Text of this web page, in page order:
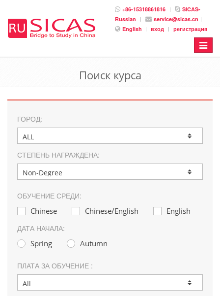
+86-15318861816
SICAS-
Russian
service@sicas.cn
English
вход регистрация
Toggle
Поиск курса
ГОРОД:
СТЕПЕНЬ НАГРАЖДЕНА:
ОБУЧЕНИЕ СРЕДИ:
Chinese
Chinese/English
English
ДАТА НАЧАЛА:
Spring
Autumn
ПЛАТА ЗА ОБУЧЕНИЕ :